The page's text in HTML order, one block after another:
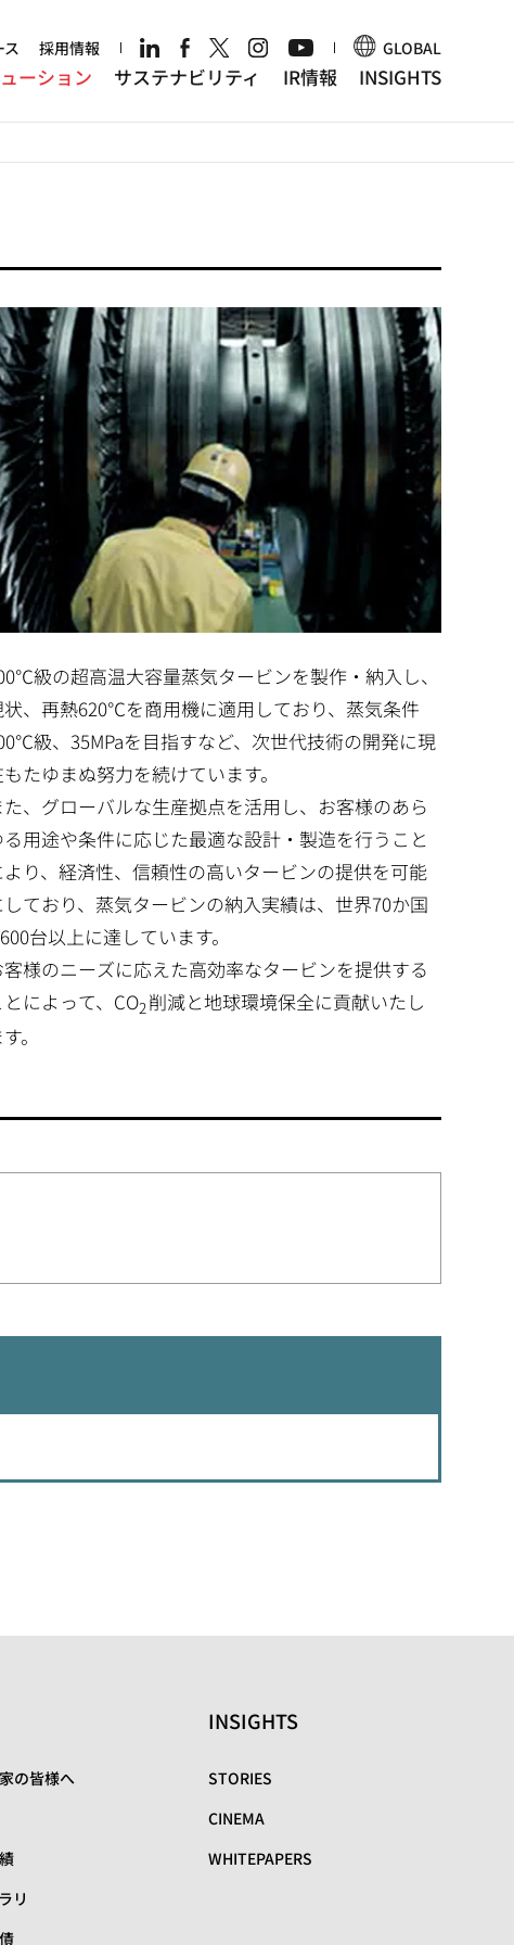
採用情報 GLOBAL
ーション サステナビリティ IR情報 INSIGHTS
級の超高温大容量蒸気タービンを製作・納入し、
、再熱620℃を商用機に適用しており、蒸気条件
級、35MPaを目指すなど、次世代技術の開発に現
たゆまぬ努力を続けています。
た、グローバルな生産拠点を活用し、お客様のあら
る用途や条件に応じた最適な設計・製造を行うこと
より、経済性、信頼性の高いタービンの提供を可能
しており、蒸気タービンの納入実績は、世界70か国
台以上に達しています。
客様のニーズに応えた高効率なタービンを提供する
とによって、CO2 削減と地球環境保全に貢献いたし
。
の皆様へ
リ
INSIGHTS
STORIES
CINEMA
WHITEPAPERS